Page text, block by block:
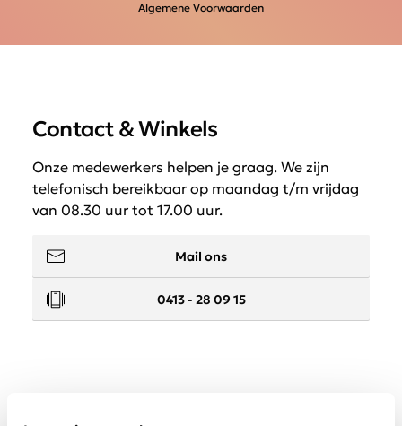
Algemene Voorwaarden
Contact & Winkels
Onze medewerkers helpen je graag. We zijn
telefonisch bereikbaar op maandag t/m vrijdag
van 08.30 uur tot 17.00 uur.
Mail ons
0413 - 28 09 15